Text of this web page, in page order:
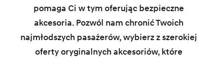
pomaga Ci w tym oferując bezpieczne
akcesoria. Pozwól nam chronić Twoich
najmłodszych pasażerów, wybierz z szerokiej
oferty oryginalnych akcesoriów, które